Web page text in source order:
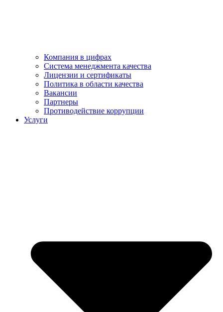
Компания в цифрах
Система менеджмента качества
Лицензии и сертификаты
Политика в области качества
Вакансии
Партнеры
Противодействие коррупции
Услуги